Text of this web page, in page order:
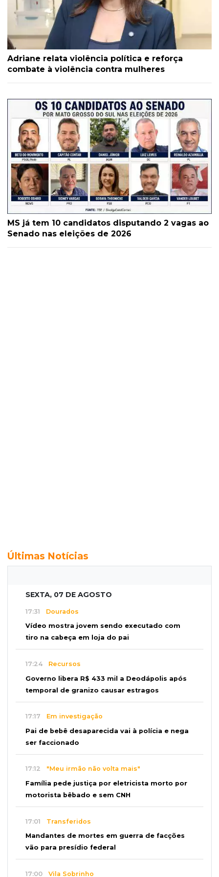
Adriane relata violência política e reforça
combate à violência contra mulheres
MS já tem 10 candidatos disputando 2 vagas ao
Senado nas eleições de 2026
Últimas Notícias
SEXTA, 07 DE AGOSTO
17:31 Dourados
Vídeo mostra jovem sendo executado com
tiro na cabeça em loja do pai
17:24 Recursos
Governo libera R$ 433 mil a Deodápolis após
temporal de granizo causar estragos
17:17 Em investigação
Pai de bebê desaparecida vai à polícia e nega
ser faccionado
17:12 "Meu irmão não volta mais"
Família pede justiça por eletricista morto por
motorista bêbado e sem CNH
17:01 Transferidos
Mandantes de mortes em guerra de facções
vão para presídio federal
17:00 Vila Sobrinho